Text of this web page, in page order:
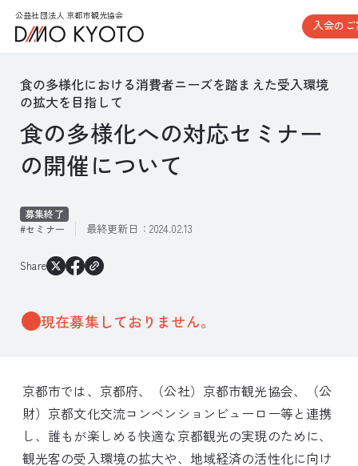
公益社団法人 京都市観光協会
入会の
食の多様化における消費者ニーズを踏まえた受入環境
の拡大を目指して
食の多様化への対応セミナー
の開催について
募集終了
セミナー
最終更新日： 2024.02.13
Share
現在募集しておりません。
京都市では、京都府、（公社）京都市観光協会、（公
財）京都文化交流コンベンションビューロー等と連携
し、誰もが楽しめる快適な京都観光の実現のために、
観光客の受入環境の拡大や、地域経済の活性化に向け